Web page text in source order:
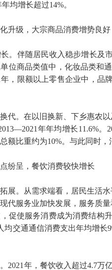
均增长超过14%。
升级，大宗商品消费增势良好
。伴随居民收入稳步增长及
位商品类值中，化妆品类和
，限额以上零售企业中，品
代。在以旧换新、下乡惠农
年年均增长11.6%
额比重约为10%。与此同时
纷呈，餐饮消费较快增长
展。从需求端看，居民生活
代服务业加快发展，服务质
促使服务消费成为消费结构
均交通通信消费支出年均增长
2021年，餐饮收入超过4.7万